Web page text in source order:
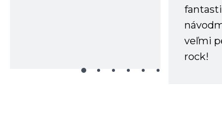
veľmi
rock!